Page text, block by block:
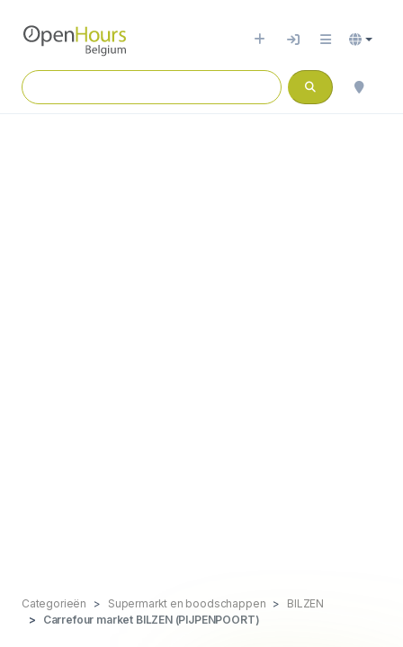
Categorieën Supermarkt en boodschappen
BILZEN
Carrefour market BILZEN (PIJPENPOORT)